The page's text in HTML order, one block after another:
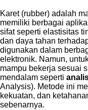
Karet (rubber) adalah
memiliki berbagai
sifat seperti elastisitas
dan daya tahan
digunakan dalam
elektronik. Namun,
mampu bekerja sesuai
mendalam seperti
Analysis). Metode ini
kekuatan, dan
sebenarnya.